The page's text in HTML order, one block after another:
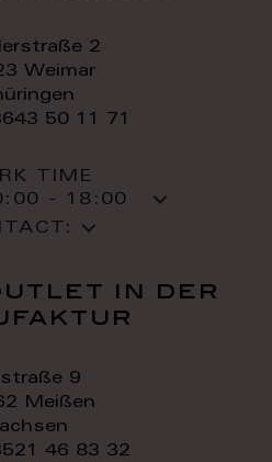
2
Weimar
50 11 71
TIME
- 18:00
in der
9
Meißen
46 83 32